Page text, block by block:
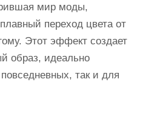
мир моды,
переход цвета от
Этот эффект создает
образ, идеально
так и для